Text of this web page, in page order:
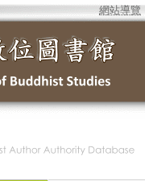
網站導覽